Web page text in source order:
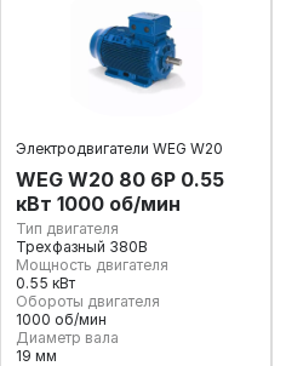
Электродвигатели WEG W20
WEG W20 80 6P 0.55
кВт 1000 об/мин
Тип двигателя
Трехфазный 380В
Мощность двигателя
0.55 кВт
Обороты двигателя
1000 об/мин
Диаметр вала
19 мм